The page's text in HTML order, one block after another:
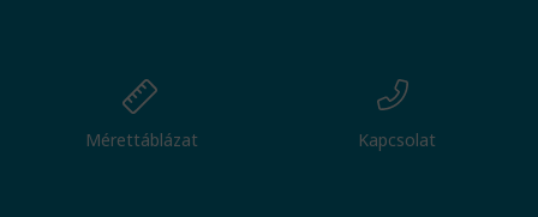
Mérettáblázat Kapcsolat